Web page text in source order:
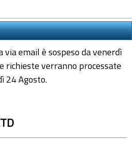
email è sospeso da venerdì
richieste verranno processate
24 Agosto.